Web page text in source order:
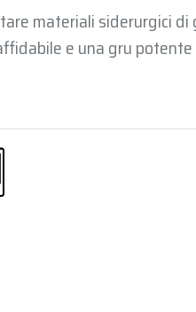
materiali siderurgici
e una gru